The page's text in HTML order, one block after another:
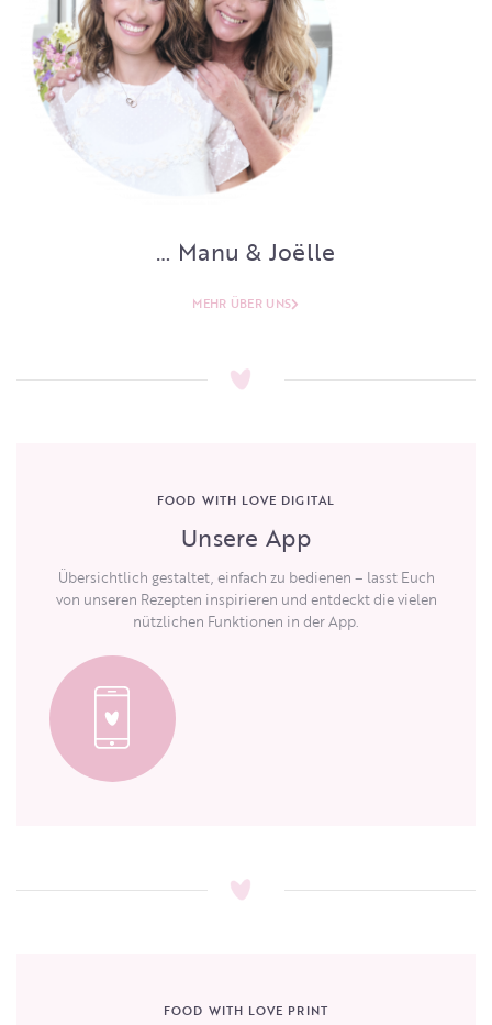
… Manu & Joëlle
MEHR ÜBER UNS
FOOD WITH LOVE DIGITAL
Unsere App
Übersichtlich gestaltet, einfach zu bedienen – lasst Euch
von unseren Rezepten inspirieren und entdeckt die vielen
nützlichen Funktionen in der App.
FOOD WITH LOVE PRINT